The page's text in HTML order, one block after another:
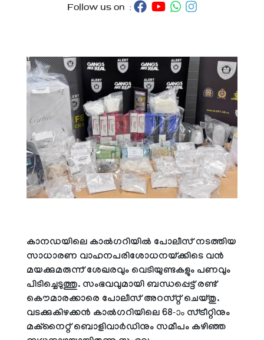
Follow us on :
കാനഡയിലെ കാൽഗറിയിൽ പോലീസ് നടത്തിയ
സാധാരണ വാഹനപരിശോധനയ്ക്കിടെ വൻ
മയക്കുമരുന്ന് ശേഖരവും വെടിയുണ്ടകളും പണവും
പിടിച്ചെടുത്തു. സംഭവവുമായി ബന്ധപ്പെട്ട് രണ്ട്
കൌമാരക്കാരെ പോലീസ് അറസ്റ്റ് ചെയ്തു.
വടക്കുകിഴക്കൻ കാൽഗറിയിലെ 68-ാം സ്ട്രീറ്റിനും
മക്നൈറ്റ് ബൊളിവാർഡിനും സമീപം കഴിഞ്ഞ